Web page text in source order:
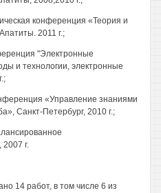
конференция «Теория и
2011 г.;
"Электронные
и технологии, электронные
«Управление знаниями
Санкт-Петербург, 2010 г.;
г.
14 работ, в том числе 6 из